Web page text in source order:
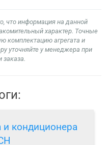
что информация на данной
характер. Точные
комплектацию агрегата и
уточняйте у менеджера при
заказа.
и кондиционера